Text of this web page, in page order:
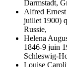
Darmstadt,
Alfred
juillet 1900)
Russie,
Helena
1846-9 juin
Schleswig-
Louise